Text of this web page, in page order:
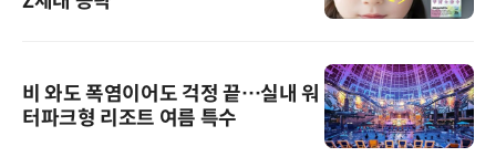
비 와도 폭염이어도 걱정 끝…실내 워
터파크형 리조트 여름 특수